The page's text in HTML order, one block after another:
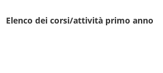
Elenco dei corsi/attività primo anno